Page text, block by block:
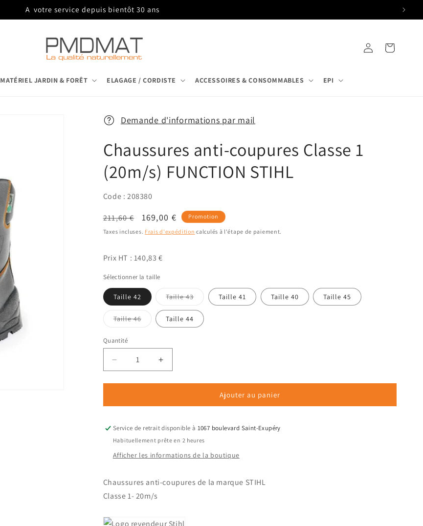
A votre service depuis bientôt 30 ans
MATÉRIEL JARDIN & FORÊT ELAGAGE / CORDISTE ACCESSOIRES & CONSOMMABLES EPI
Connexion Panier
Demande d'informations par mail
Chaussures anti-coupures Classe 1
(20m/s) FUNCTION STIHL
Code : 208380
Prix
habituel
211,60 €
Prix
promotionnel
169,00 € Promotion
Taxes incluses. Frais d'expédition calculés à l'étape de paiement.
Prix HT : 140,83 €
Sélectionner la taille
Taille 42 Taille 43Variante
épuisée
ou
indisponible
Taille 41 Taille 40 Taille 45
Taille 46Variante
épuisée
Taille 44
Quantité
Quantité
Réduire
la
quantité
Chaussures
coupures
Classe
(20m/s)
Augmenter
la
quantité
Chaussures
coupures
Classe
(20m/s)
Ajouter au panier
Service de retrait disponible à 1067 boulevard Saint-Exupéry
Habituellement prête en 2 heures
Afficher les informations de la boutique
Chaussures anti-coupures de la marque STIHL
Classe 1- 20m/s